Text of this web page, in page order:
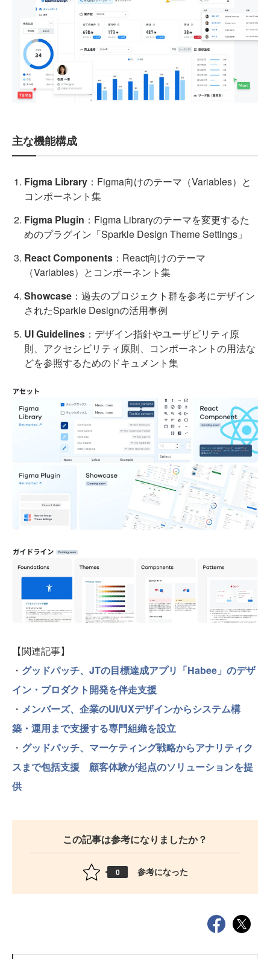
主な機能構成
Figma Library ：Figma向けのテーマ（Variables）と
コンポーネント集
Figma Plugin ：Figma Libraryのテーマを変更するた
めのプラグイン「Sparkle Design Theme Settings」
React Components ：React向けのテーマ
（Variables）とコンポーネント集
Showcase ：過去のプロジェクト群を参考にデザイン
されたSparkle Designの活用事例
UI Guidelines ：デザイン指針やユーザビリティ原
則、アクセシビリティ原則、コンポーネントの用法な
どを参照するためのドキュメント集
【関連記事】
・ グッドパッチ、JTの目標達成アプリ「Habee」のデザ
イン・プロダクト開発を伴走支援
・ メンバーズ、企業のUI/UXデザインからシステム構
築・運用まで支援する専門組織を設立
・ グッドパッチ、マーケティング戦略からアナリティク
スまで包括支援 顧客体験が起点のソリューションを提
供
この記事は参考になりましたか？
0 参考になった